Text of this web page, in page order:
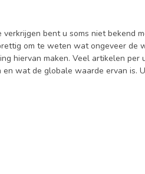
bent u soms niet bekend
om te weten wat ongeveer de
hiervan maken. Veel artikelen
wat de globale waarde ervan is.